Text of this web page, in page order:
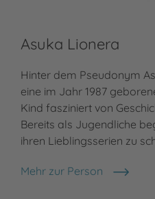
Asuka Lionera
Hinter dem Pseudonym
eine im Jahr 1987
Kind fasziniert von
Bereits als Jugendliche
ihren Lieblingsserien zu
Mehr zur Person
Asuka Lionera